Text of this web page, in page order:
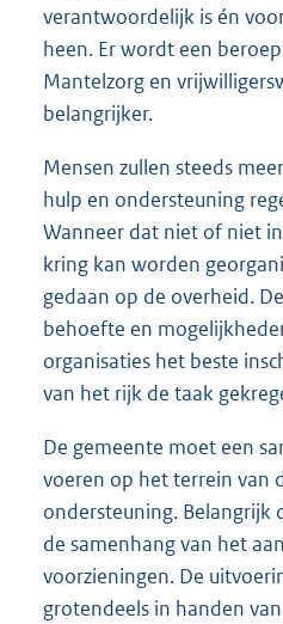
verantwoordelijk is én
heen. Er wordt een
Mantelzorg en
belangrijker.
Mensen zullen steeds
hulp en ondersteuning
Wanneer dat niet of niet
kring kan worden
gedaan op de overheid.
behoefte en
organisaties het beste
van het rijk de taak
De gemeente moet een
voeren op het terrein van
ondersteuning. Belangrijk
de samenhang van het
voorzieningen. De
grotendeels in handen